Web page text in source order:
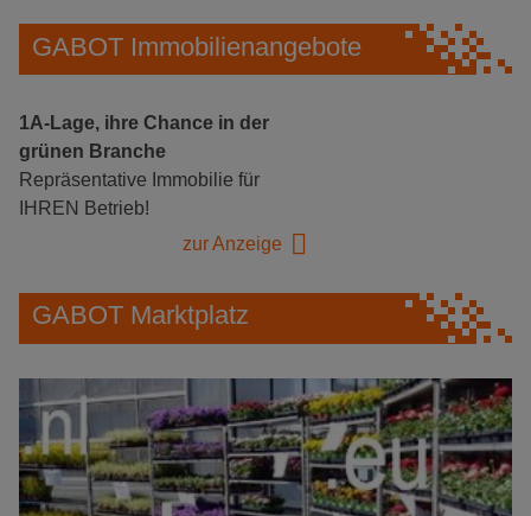
GABOT Immobilienangebote
1A-Lage, ihre Chance in der
grünen Branche
Repräsentative Immobilie für
IHREN Betrieb!
zur Anzeige
GABOT Marktplatz